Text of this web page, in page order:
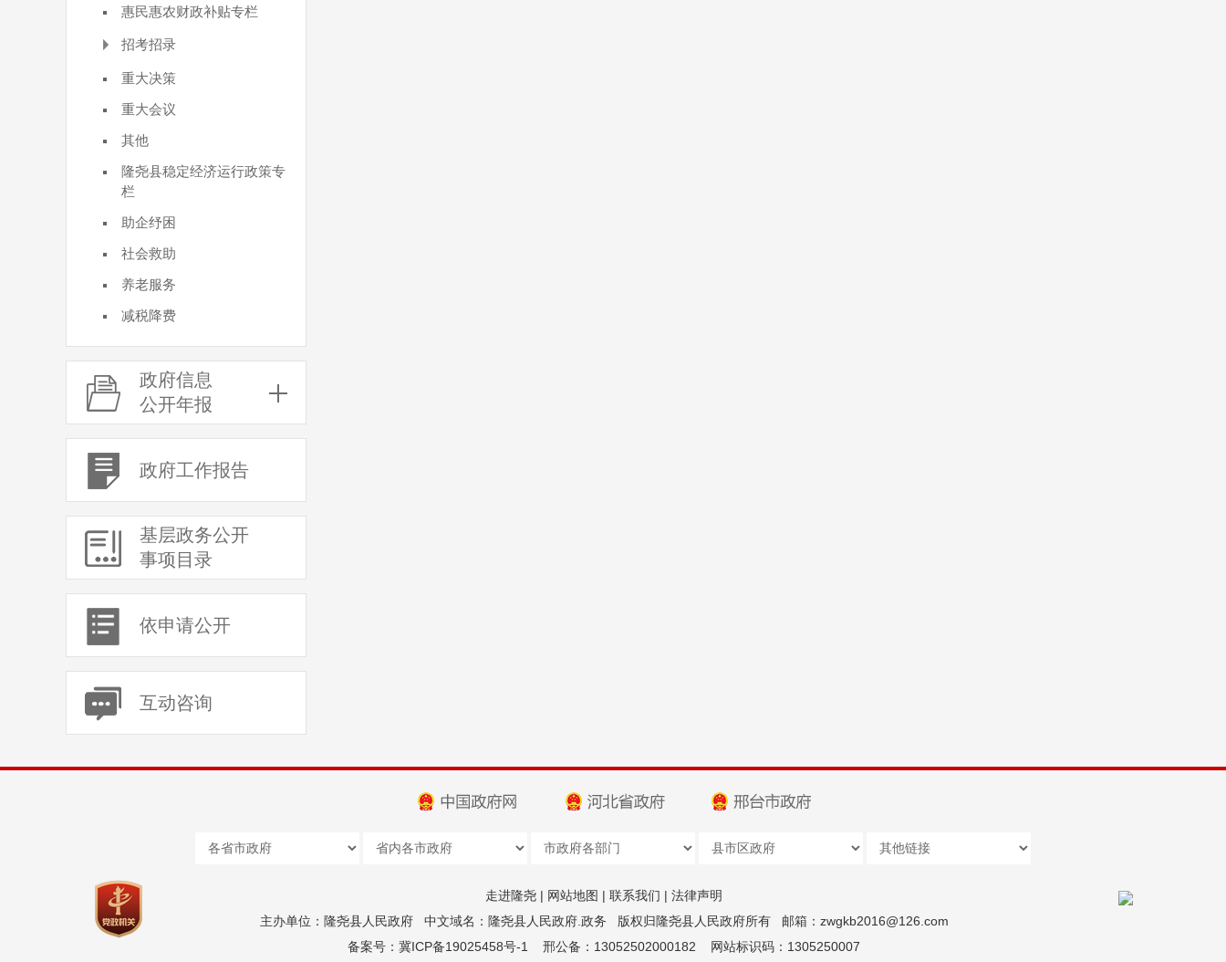
惠民惠农财政补贴专栏
招考招录
重大决策
重大会议
其他
隆尧县稳定经济运行政策专
栏
助企纾困
社会救助
养老服务
减税降费
政府信息
公开年报
政府工作报告
基层政务公开
事项目录
依申请公开
互动咨询
走进隆尧 | 网站地图 | 联系我们 | 法律声明
主办单位：隆尧县人民政府
中文域名：隆尧县人民政府.政务 版权归隆尧县人民政府所有
邮箱：zwgkb2016@126.com
备案号：冀ICP备19025458号-1
邢公备：13052502000182 网站标识码：1305250007